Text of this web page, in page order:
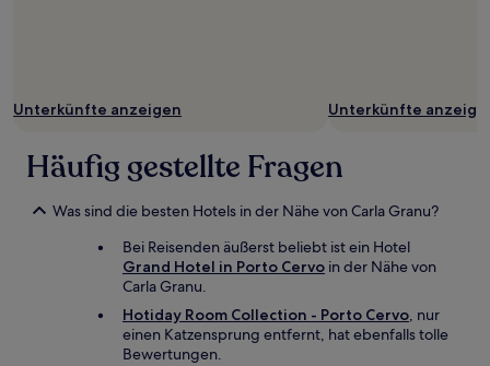
Unterkünfte anzeigen Unterkünfte
Häufig gestellte Fragen
Was sind die besten Hotels in der Nähe von Carla Granu?
Bei Reisenden äußerst beliebt ist ein Hotel
Grand Hotel in Porto Cervo in der Nähe von
Carla Granu.
Hotiday Room Collection - Porto Cervo, nur
einen Katzensprung entfernt, hat ebenfalls tolle
Bewertungen.